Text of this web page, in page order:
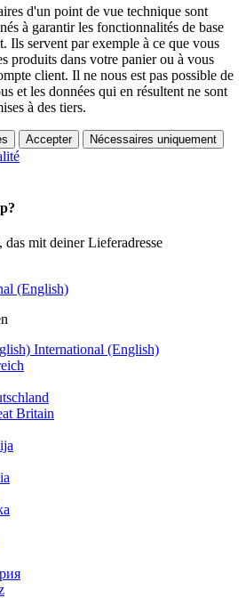
d'un point de vue technique sont
à garantir les fonctionnalités de base
Ils servent par exemple à ce que vous
produits dans votre panier ou à vous
client. Il ne nous est pas possible de
et les données qui en résultent ne sont
à des tiers.
Accepter Nécessaires uniquement
, das mit deiner Lieferadresse
(English)
International (English)
Britain